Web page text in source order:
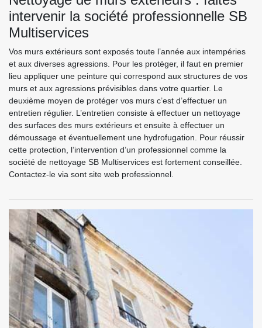
intervenir la société professionnelle SB
Multiservices
Vos murs extérieurs sont exposés toute l’année aux intempéries
et aux diverses agressions. Pour les protéger, il faut en premier
lieu appliquer une peinture qui correspond aux structures de vos
murs et aux agressions prévisibles dans votre quartier. Le
deuxième moyen de protéger vos murs c’est d’effectuer un
entretien régulier. L’entretien consiste à effectuer un nettoyage
des surfaces des murs extérieurs et ensuite à effectuer un
démoussage et éventuellement une hydrofugation. Pour réussir
cette protection, l’intervention d’un professionnel comme la
société de nettoyage SB Multiservices est fortement conseillée.
Contactez-le via sont site web professionnel.